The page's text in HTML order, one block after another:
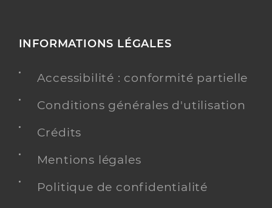
INFORMATIONS LÉGALES
Accessibilité : conformité partielle
Conditions générales d'utilisation
Crédits
Mentions légales
Politique de confidentialité